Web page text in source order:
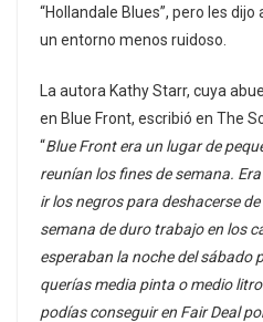
“Hollandale Blues”, pero les
un entorno menos ruidoso.
La autora Kathy Starr, cuya
en Blue Front, escribió en The
“Blue Front era un lugar de
reunían los fines de semana.
ir los negros para deshacerse
semana de duro trabajo en los
esperaban la noche del sábado
querías media pinta o medio
podías conseguir en Fair Deal